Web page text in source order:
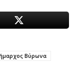
Βύρωνα